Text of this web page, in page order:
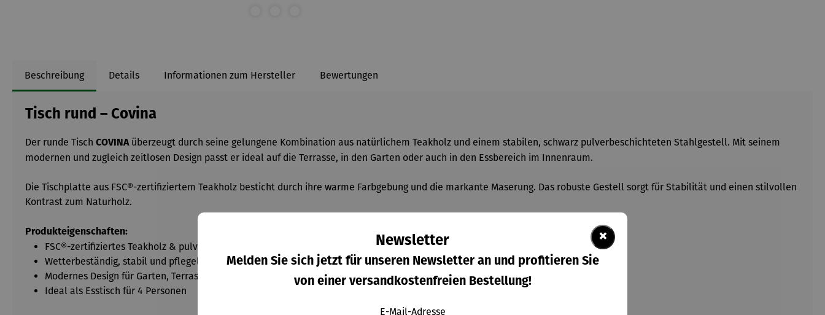
Beschreibung Details Informationen zum Hersteller Bewertungen
Tisch rund – Covina
Der runde Tisch COVINA überzeugt durch seine gelungene Kombination aus natürlichem Teakholz und einem stabilen, schwarz pulverbeschichteten Stahlgestell. Mit seinem
modernen und zugleich zeitlosen Design passt er ideal auf die Terrasse, in den Garten oder auch in den Essbereich im Innenraum.
Die Tischplatte aus FSC®-zertifiziertem Teakholz besticht durch ihre warme Farbgebung und die markante Maserung. Das robuste Gestell sorgt für Stabilität und einen stilvollen
Kontrast zum Naturholz.
Produkteigenschaften:
FSC®-zertifiziertes Teakholz & pulverbeschichteter Stahl
Wetterbeständig, stabil und pflegeleicht
Modernes Design für Garten, Terrasse oder Wohnbereich
Ideal als Esstisch für 4 Personen
×
Newsletter
Melden Sie sich jetzt für unseren Newsletter an und profitieren Sie
von einer versandkostenfreien Bestellung!
E-Mail-Adresse